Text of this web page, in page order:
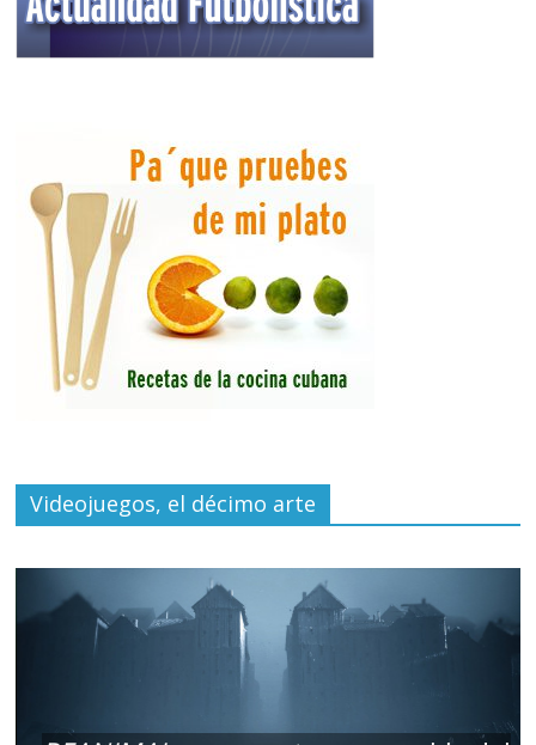
Videojuegos, el décimo arte